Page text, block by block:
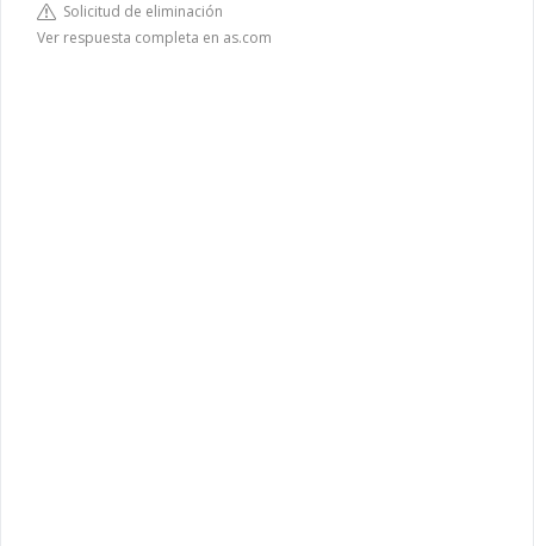
Solicitud de eliminación
Ver respuesta completa en as.com